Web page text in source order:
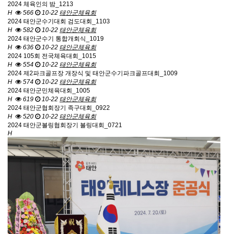
2024 체육인의 밤_1213
H
566 10-22 태안군체육회
2024 태안군수기대회 검도대회_1103
H
582 10-22 태안군체육회
2024 태안군수기 통합개회식_1019
H
636 10-22 태안군체육회
2024 105회 전국체육대회_1015
H
554 10-22 태안군체육회
2024 제2파크골프장 개장식 및 태안군수기파크골프대회_1009
H
574 10-22 태안군체육회
2024 태안군민체육대회_1005
H
619 10-22 태안군체육회
2024 태안군협회장기 족구대회_0922
H
520 10-22 태안군체육회
2024 태안군볼링협회장기 볼링대회_0721
H